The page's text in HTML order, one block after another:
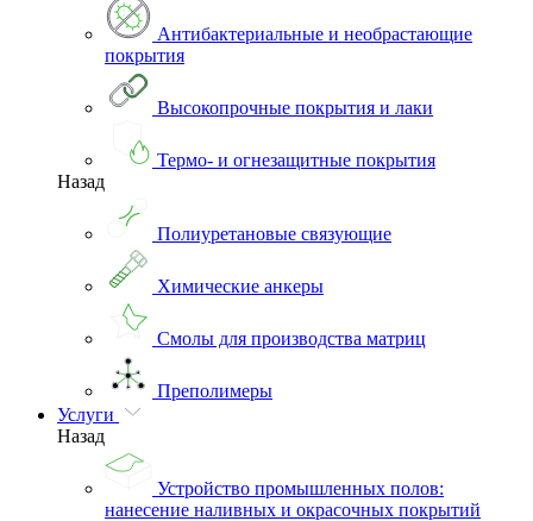
Антибактериальные и необрастающие
покрытия
Высокопрочные покрытия и лаки
Термо- и огнезащитные покрытия
Назад
Полиуретановые связующие
Химические анкеры
Смолы для производства матриц
Преполимеры
Услуги
Назад
Устройство промышленных полов:
нанесение наливных и окрасочных покрытий